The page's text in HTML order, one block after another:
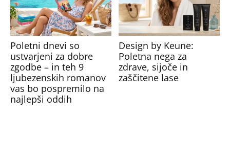
Poletni dnevi so
ustvarjeni za dobre
zgodbe – in teh 9
ljubezenskih romanov
vas bo pospremilo na
najlepši oddih
Design by Keune:
Poletna nega za
zdrave, sijoče in
zaščitene lase